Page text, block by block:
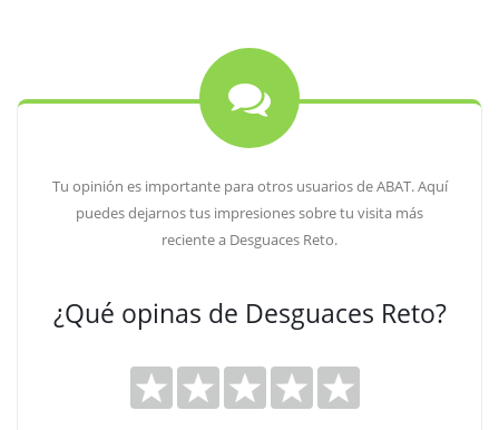
Tu opinión es importante para otros usuarios de ABAT. Aquí
puedes dejarnos tus impresiones sobre tu visita más
reciente a Desguaces Reto.
¿Qué opinas de Desguaces Reto?